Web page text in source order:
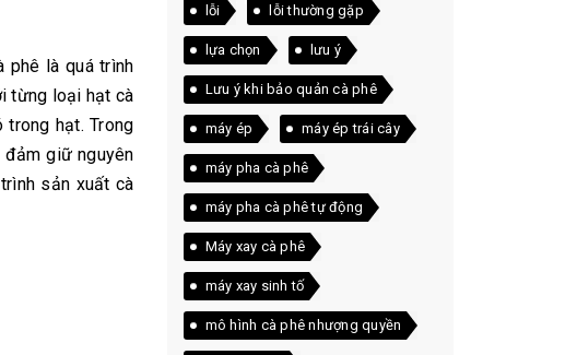
phê là quá trình
từng loại hạt cà
hạt. Trong
giữ nguyên
sản xuất cà
lỗi lỗi thường gặp
lựa chọn lưu ý
Lưu ý khi bảo quản cà phê
máy ép máy ép trái cây
máy pha cà phê
máy pha cà phê tự động
Máy xay cà phê
máy xay sinh tố
mô hình cà phê nhượng quyền